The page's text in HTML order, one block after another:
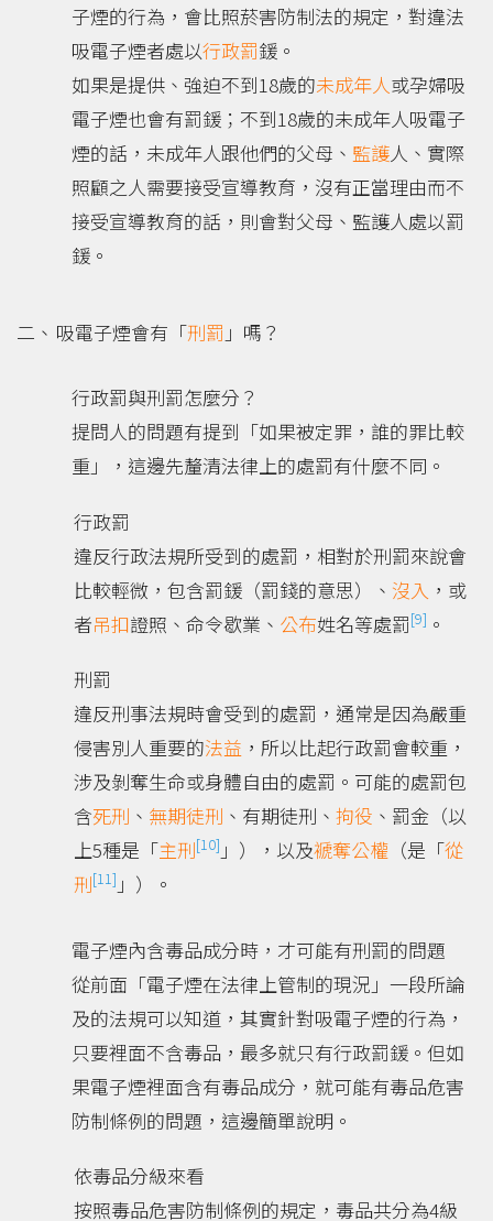
子煙的行為，會比照菸害防制法的規定，對違法
吸電子煙者處以行政罰鍰。
如果是提供、強迫不到18歲的未成年人或孕婦吸
電子煙也會有罰鍰；不到18歲的未成年人吸電子
煙的話，未成年人跟他們的父母、 監護人、實際
照顧之人需要接受宣導教育，沒有正當理由而不
接受宣導教育的話，則會對父母、監護人處以罰
鍰。
吸電子煙會有「刑罰 」嗎？
行政罰與刑罰怎麼分？
提問人的問題有提到「如果被定罪，誰的罪比較
重」，這邊先釐清法律上的處罰有什麼不同。
行政罰
違反行政法規所受到的處罰，相對於刑罰來說會
比較輕微，包含罰鍰（罰錢的意思）、 沒入 ，或
者吊扣證照、命令歇業、 公布姓名等處罰[9] 。
刑罰
違反刑事法規時會受到的處罰，通常是因為嚴重
侵害別人重要的法益 ，所以比起行政罰會較重，
涉及剝奪生命或身體自由的處罰。可能的處罰包
含死刑 、 無期徒刑 、有期徒刑、 拘役 、罰金（以
上5種是「主刑[10] 」），以及褫奪公權 （是「從
刑[11] 」）。
電子煙內含毒品成分時，才可能有刑罰的問題
從前面「電子煙在法律上管制的現況」一段所論
及的法規可以知道，其實針對吸電子煙的行為，
只要裡面不含毒品，最多就只有行政罰鍰。但如
果電子煙裡面含有毒品成分，就可能有毒品危害
防制條例的問題，這邊簡單說明。
依毒品分級來看
按照毒品危害防制條例的規定，毒品共分為4級